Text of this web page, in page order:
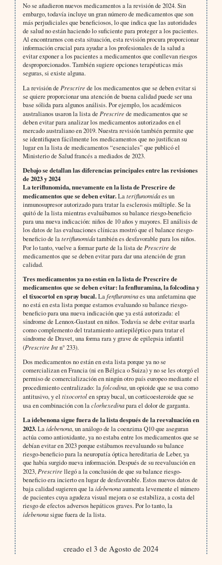
No se añadieron nuevos medicamentos a la revisión de 2024. Sin
embargo, todavía incluye un gran número de medicamentos que son
más perjudiciales que beneficiosos, lo que indica que las autoridades
de salud no están haciendo lo suficiente para proteger a los pacientes.
Al encontrarnos con esta situación, esta revisión procura proporcionar
información crucial para ayudar a los profesionales de la salud a
evitar exponer a los pacientes a medicamentos que conllevan riesgos
desproporcionados. También sugiere opciones terapéuticas más
seguras, si existe alguna.
La revisión de Prescrirede los medicamentos que se deben evitar si
se quiere proporcionar una atención de buena calidad puede ser una
base sólida para algunos análisis. Por ejemplo, los académicos
australianos usaron la lista de Prescrirede medicamentos que se
deben evitar para analizar los medicamentos autorizados en el
mercado australiano en 2019. Nuestra revisión también permite que
se identifiquen fácilmente los medicamentos que no justifican su
lugar en la lista de medicamentos “esenciales” que publicó el
Ministerio de Salud francés a mediados de 2023.
Debajo se detallan las diferencias principales entre las revisiones
de 2023 y 2024
La teriflunomida, nuevamente en la lista de Prescrire de
medicamentos que se deben evitar.Lateriflunomidaes un
inmunosupresor autorizado para tratar la esclerosis múltiple. Se la
quitó de la lista mientras evaluábamos su balance riesgo-beneficio
para una nueva indicación: niños de 10 años y mayores. El análisis de
los datos de las evaluaciones clínicas mostró que el balance riesgo-
beneficio de lateriflunomidatambién es desfavorable para los niños.
Por lo tanto, vuelve a formar parte de la lista de Prescrirede
medicamentos que se deben evitar para dar una atención de gran
calidad.
Tres medicamentos ya no están en la lista de Prescrire de
medicamentos que se deben evitar: la fenfluramina, la folcodina y
el tixocortol en spray bucal.Lafenfluraminaes una anfetamina que
no está en esta lista porque estamos evaluando su balance riesgo-
beneficio para una nueva indicación que ya está autorizada: el
síndrome de Lennox-Gastaut en niños. Todavía se debe evitar usarla
como complemento del tratamiento antiepiléptico para tratar el
síndrome de Dravet, una forma rara y grave de epilepsia infantil
(Prescrire Intn° 233).
Dos medicamentos no están en esta lista porque ya no se
comercializan en Francia (ni en Bélgica o Suiza) y no se les otorgó el
permiso de comercialización en ningún otro país europeo mediante el
procedimiento centralizado: lafolcodina, un opioide que se usa como
antitusivo, y el tixocortolen spray bucal, un corticoesteroide que se
usa en combinación con laclorhexedinapara el dolor de garganta.
La idebenona sigue fuera de la lista después de la reevaluación en
2023.Laidebenona, un análogo de la coenzima Q10 que aseguran
actúa como antioxidante, ya no estaba entre los medicamentos que se
debían evitar en 2023 porque estábamos reevaluando su balance
riesgo-beneficio para la neuropatía óptica hereditaria de Leber, ya
que había surgido nueva información. Después de su reevaluación en
2023, Prescrirellegó a la conclusión de que su balance riesgo-
beneficio era incierto en lugar de desfavorable. Estos nuevos datos de
baja calidad sugieren que laidebenonaaumenta levemente el número
de pacientes cuya agudeza visual mejora o se estabiliza, a costa del
riesgo de efectos adversos hepáticos graves. Por lo tanto, la
idebenonasigue fuera de la lista.
creado el 3 de Agosto de 2024